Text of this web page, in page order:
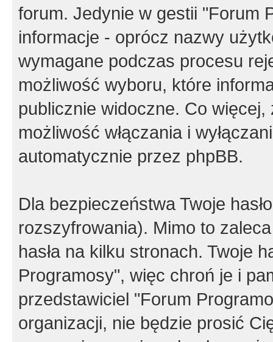
forum. Jedynie w gestii "Forum
informacje - oprócz nazwy
wymagane podczas procesu
możliwość wyboru, które
publicznie widoczne. Co
możliwość włączania i
automatycznie przez phpBB.
Dla bezpieczeństwa Twoje
rozszyfrowania). Mimo to
hasła na kilku stronach. Twoje
Programosy", więc chroń je i
przedstawiciel "Forum
organizacji, nie będzie prosić